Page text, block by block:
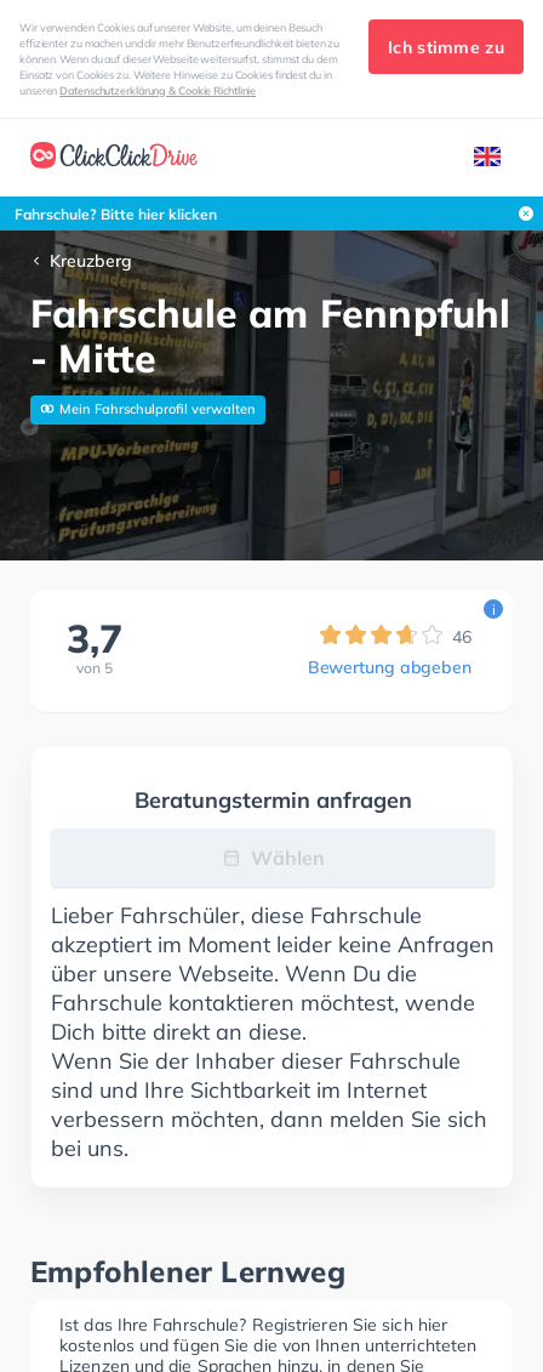
Wir verwenden Cookies auf unserer Website, um deinen Besuch
effizienter zu machen und dir mehr Benutzerfreundlichkeit bieten zu
können. Wenn du auf dieser Webseite weitersurfst, stimmst du dem
Einsatz von Cookies zu. Weitere Hinweise zu Cookies findest du in
unserenDatenschutzerklärung & Cookie Richtlinie
Ich stimme zu
Fahrschule? Bitte hier klicken
Kreuzberg
Fahrschule am Fennpfuhl
- Mitte
Mein Fahrschulprofil verwalten
3,7
von 5
46
Bewertung abgeben
i
Beratungstermin anfragen
Wählen
Lieber Fahrschüler, diese Fahrschule
akzeptiert im Moment leider keine Anfragen
über unsere Webseite. Wenn Du die
Fahrschule kontaktieren möchtest, wende
Dich bitte direkt an diese.
Wenn Sie der Inhaber dieser Fahrschule
sind und Ihre Sichtbarkeit im Internet
verbessern möchten, dann melden Sie sich
bei uns.
Empfohlener Lernweg
Ist das Ihre Fahrschule? Registrieren Sie sich hier
kostenlos und fügen Sie die von Ihnen unterrichteten
Lizenzen und die Sprachen hinzu, in denen Sie